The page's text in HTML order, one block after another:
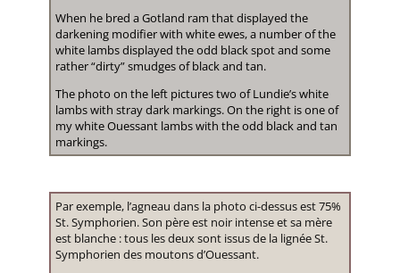
When he bred a Gotland ram that displayed the
darkening modifier with white ewes, a number of the
white lambs displayed the odd black spot and some
rather “dirty” smudges of black and tan.
The photo on the left pictures two of Lundie’s white
lambs with stray dark markings. On the right is one of
my white Ouessant lambs with the odd black and tan
markings.
Par exemple, l’agneau dans la photo ci-dessus est 75%
St. Symphorien. Son père est noir intense et sa mère
est blanche : tous les deux sont issus de la lignée St.
Symphorien des moutons d’Ouessant.